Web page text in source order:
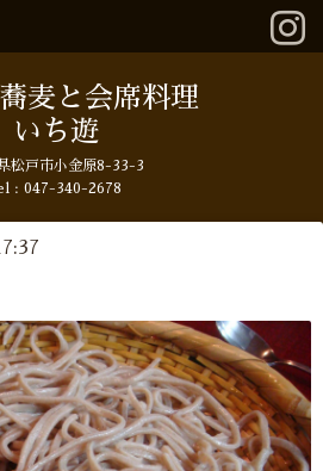
麦と会席料理
いち遊
松戸市小金原8-33-3
: 047-340-2678